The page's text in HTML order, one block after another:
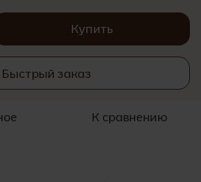
Купить
Быстрый заказ
К сравнению